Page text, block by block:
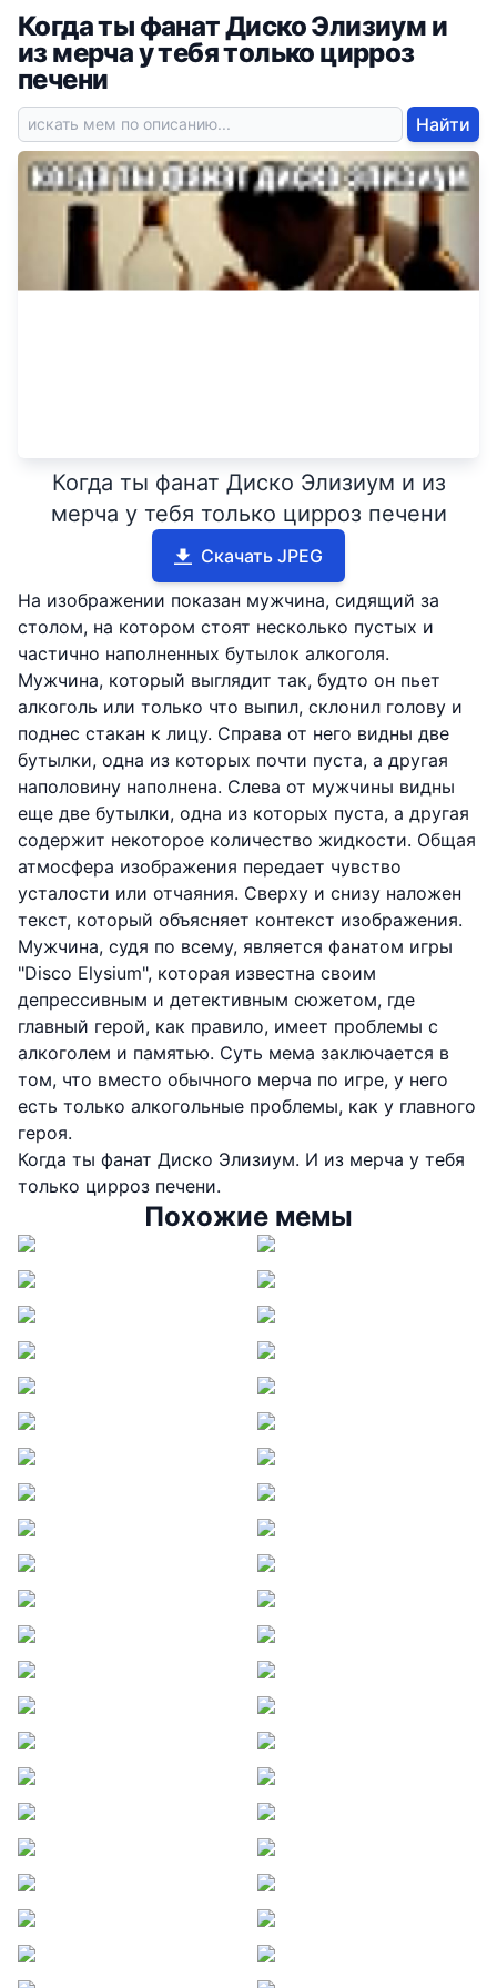
Когда ты фанат Диско Элизиум и
из мерча у тебя только цирроз
печени
Найти
Когда ты фанат Диско Элизиум и из
мерча у тебя только цирроз печени
Скачать JPEG
На изображении показан мужчина, сидящий за
столом, на котором стоят несколько пустых и
частично наполненных бутылок алкоголя.
Мужчина, который выглядит так, будто он пьет
алкоголь или только что выпил, склонил голову и
поднес стакан к лицу. Справа от него видны две
бутылки, одна из которых почти пуста, а другая
наполовину наполнена. Слева от мужчины видны
еще две бутылки, одна из которых пуста, а другая
содержит некоторое количество жидкости. Общая
атмосфера изображения передает чувство
усталости или отчаяния. Сверху и снизу наложен
текст, который объясняет контекст изображения.
Мужчина, судя по всему, является фанатом игры
"Disco Elysium", которая известна своим
депрессивным и детективным сюжетом, где
главный герой, как правило, имеет проблемы с
алкоголем и памятью. Суть мема заключается в
том, что вместо обычного мерча по игре, у него
есть только алкогольные проблемы, как у главного
героя.
Когда ты фанат Диско Элизиум. И из мерча у тебя
только цирроз печени.
Похожие мемы